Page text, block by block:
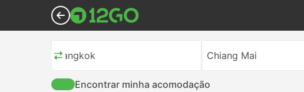
Bangkok Chiang Mai
Encontrar minha acomodação